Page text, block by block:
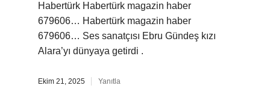
Habertürk Habertürk magazin haber
679606… Habertürk magazin haber
679606… Ses sanatçısı Ebru Gündeş kızı
Alara’yı dünyaya getirdi .
Ekim 21, 2025 Yanıtla